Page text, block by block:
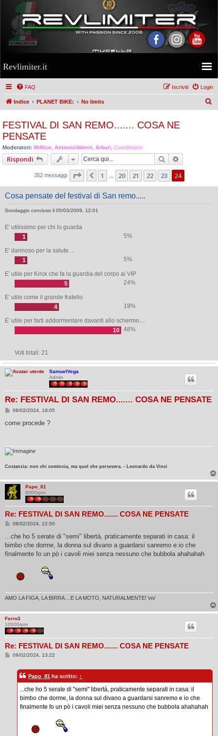
Revlimiter.it
FAQ Login
Iscriviti
Indice PLANET BIKE: No limits
FESTIVAL DI SAN REMO....... COSA NE
PENSATE
Moderatori: MrNico AntonioValenti Arkuri Coordinatori
Rispondi Cerca
352 messaggi Pagina 24di24
Precedente
1 … 20 21 22 23 24
Cosa pensate del festival di San remo.....
Sondaggio concluso il 05/03/2009, 12:01
E' utilissimo per chi lo guarda
1
5%
E' dannoso per la salute....
1
5%
E' utile per Kirck che fa la guardia del corpo ai VIP
5
24%
E' utile come il grande fratello
4
19%
E' utile per farti addormentare davanti allo schermo....
10 48%
Voti totali: 21
SamuelVega
Admin
Re: FESTIVAL DI SAN REMO....... COSA NE PENSATE
M
s
i
o
08/02/2024, 19:05
come procede ?
Costanzia: non chi comincia, ma quel che persevera. - Leonardo da Vinci
Papo_81
6000rpm
Re: FESTIVAL DI SAN REMO....... COSA NE PENSATE
M
s
a
g
08/02/2024, 22:50
...che ho 5 serate di "semi" libertà, praticamente separati in casa: il
bimbo che dorme, la donna sul divano a guardarsi sanremo e io che
finalmente fo un pò i cavoli miei senza nessuno che bubbola ahahahah
AMO LA FIGA, LA BIRRA....E LA MOTO, NATURALMENTE! \m/
Ferro3
10000rpm
Re: FESTIVAL DI SAN REMO....... COSA NE PENSATE
M09/02/2024, 13:22
Papo_81 ha scritto: ↑
...che ho 5 serate di "semi" libertà, praticamente separati in casa: il
bimbo che dorme, la donna sul divano a guardarsi sanremo e io che
finalmente fo un pò i cavoli miei senza nessuno che bubbola ahahahah